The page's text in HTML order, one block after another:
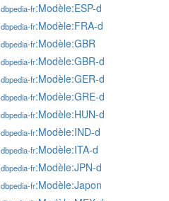
dbpedia-fr:Modèle:ESP-d
dbpedia-fr:Modèle:FRA-d
dbpedia-fr:Modèle:GBR
dbpedia-fr:Modèle:GBR-d
dbpedia-fr:Modèle:GER-d
dbpedia-fr:Modèle:GRE-d
dbpedia-fr:Modèle:HUN-d
dbpedia-fr:Modèle:IND-d
dbpedia-fr:Modèle:ITA-d
dbpedia-fr:Modèle:JPN-d
dbpedia-fr:Modèle:Japon